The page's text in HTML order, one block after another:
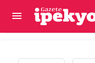
Şanlıurfa